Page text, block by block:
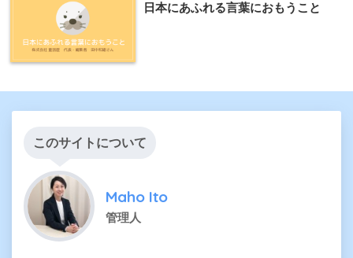
日本にあふれる言葉におもうこと
このサイトについて
Maho Ito
管理人